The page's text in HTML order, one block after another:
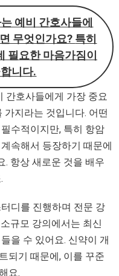
예비 간호사들에
무엇인가요? 특히
필요한 마음가짐이
니다.
간호사들에게 가장 중요
가지라는 것입니다. 어떤
수적이지만, 특히 항암
속해서 등장하기 때문에
. 항상 새로운 것을 배우
디를 진행하며 전문 강
규모 강의에서는 최신
을 수 있어요. 신약이 개
되기 때문에, 이를 꾸준
요.